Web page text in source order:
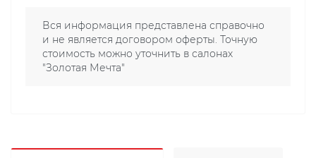
Вся информация представлена справочно
и не является договором оферты. Точную
стоимость можно уточнить в салонах
"Золотая Мечта"